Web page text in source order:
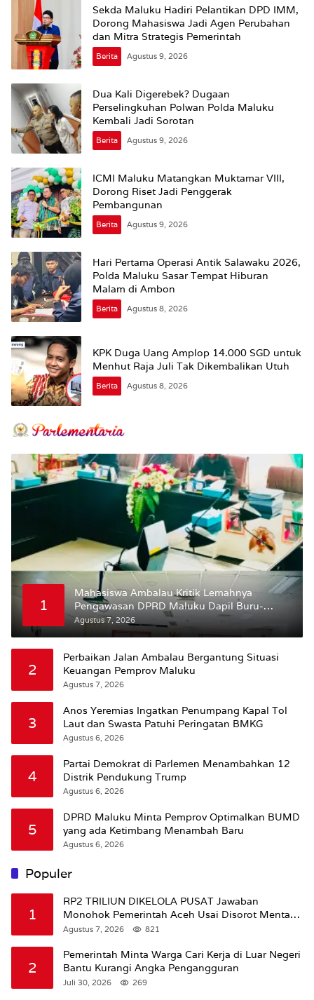
Sekda Maluku Hadiri Pelantikan DPD IMM,
Dorong Mahasiswa Jadi Agen Perubahan
dan Mitra Strategis Pemerintah
Berita Agustus 9, 2026
Dua Kali Digerebek? Dugaan
Perselingkuhan Polwan Polda Maluku
Kembali Jadi Sorotan
Berita Agustus 9, 2026
ICMI Maluku Matangkan Muktamar VIII,
Dorong Riset Jadi Penggerak
Pembangunan
Berita Agustus 9, 2026
Hari Pertama Operasi Antik Salawaku 2026,
Polda Maluku Sasar Tempat Hiburan
Malam di Ambon
Berita Agustus 8, 2026
KPK Duga Uang Amplop 14.000 SGD untuk
Menhut Raja Juli Tak Dikembalikan Utuh
Berita Agustus 8, 2026
1
Mahasiswa Ambalau Kritik Lemahnya
Pengawasan DPRD Maluku Dapil Buru-
Bursel Terhadap Proses Perubahan Status
Jalan
Agustus 7, 2026
2
Perbaikan Jalan Ambalau Bergantung Situasi
Keuangan Pemprov Maluku
Agustus 7, 2026
3
Anos Yeremias Ingatkan Penumpang Kapal Tol
Laut dan Swasta Patuhi Peringatan BMKG
Agustus 6, 2026
4
Partai Demokrat di Parlemen Menambahkan 12
Distrik Pendukung Trump
Agustus 6, 2026
5
DPRD Maluku Minta Pemprov Optimalkan BUMD
yang ada Ketimbang Menambah Baru
Agustus 6, 2026
Populer
1
RP2 TRILIUN DIKELOLA PUSAT Jawaban
Monohok Pemerintah Aceh Usai Disorot Mentan
Amran Soal Dana Pertanian
Agustus 7, 2026 821
2
Pemerintah Minta Warga Cari Kerja di Luar Negeri
Bantu Kurangi Angka Pengangguran
Juli 30, 2026 269